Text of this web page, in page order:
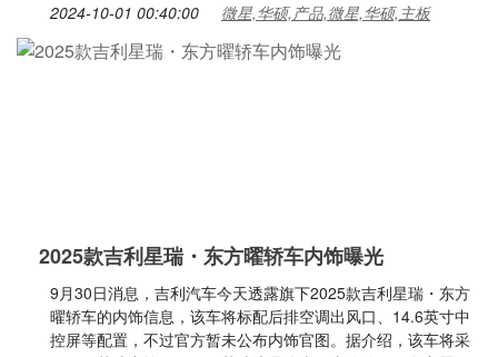
2024-10-01 00:40:00 微星,华硕,产品,微星,华硕,主板
2025款吉利星瑞・东方曜轿车内饰曝光
9月30日消息，吉利汽车今天透露旗下2025款吉利星瑞・东方
曜轿车的内饰信息，该车将标配后排空调出风口、14.6英寸中
控屏等配置，不过官方暂未公布内饰官图。据介绍，该车将采